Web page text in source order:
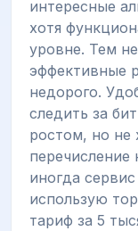
интересные
хотя
уровне. Тем
эффективные
недорого.
следить за
ростом, но не
иногда
использую
тариф за 5